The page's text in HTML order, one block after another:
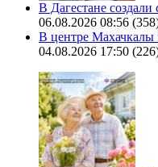
В Дагестане
06.08.2026 08:56
В центре Махачкалы
04.08.2026 17:50